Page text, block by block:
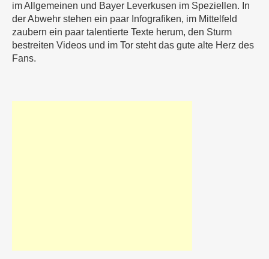
im Allgemeinen und Bayer Leverkusen im Speziellen. In
der Abwehr stehen ein paar Infografiken, im Mittelfeld
zaubern ein paar talentierte Texte herum, den Sturm
bestreiten Videos und im Tor steht das gute alte Herz des
Fans.